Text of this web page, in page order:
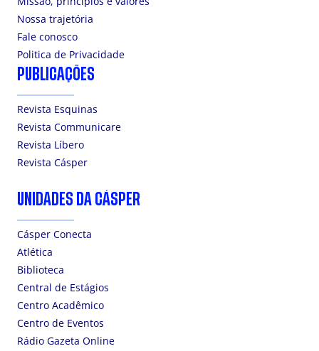
Nossa trajetória
Fale conosco
Politica de Privacidade
PUBLICAÇÕES
Revista Esquinas
Revista Communicare
Revista Líbero
Revista Cásper
UNIDADES DA CÁSPER
Cásper Conecta
Atlética
Biblioteca
Central de Estágios
Centro Acadêmico
Centro de Eventos
Rádio Gazeta Online